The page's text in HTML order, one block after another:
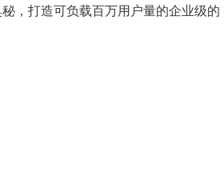
，打造可负载百万用户量的企业级的